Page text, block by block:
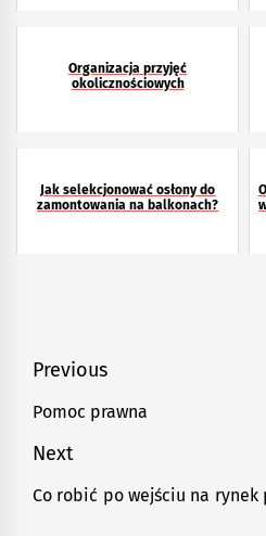
Organizacja przyjęć
okolicznościowych
Jak selekcjonować osłony do
zamontowania na balkonach?
Nawigacja
wpisu
Previous
Previous
Pomoc prawna
Next
Next
Co robić po wejściu na rynek